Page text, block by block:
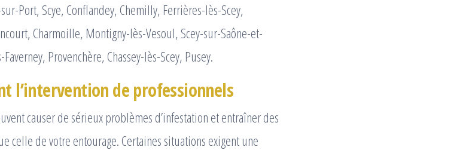
Port, Scye, Conflandey, Chemilly, Ferrières-lès-Scey,
Charmoille, Montigny-lès-Vesoul, Scey-sur-Saône-et-
Provenchère, Chassey-lès-Scey, Pusey.
l’intervention de professionnels
causer de sérieux problèmes d’infestation et entraîner des
celle de votre entourage. Certaines situations exigent une